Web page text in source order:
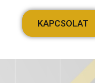
KAPCSOLAT